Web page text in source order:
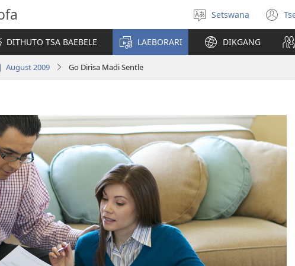
Tlhopha
puo
Setswana
(e
e
DITHUTO TSA BAEBELE LAEBORARI DIKGANG
August 2009 Go Dirisa Madi Sentle